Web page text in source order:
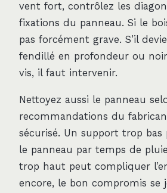
vent fort, contrôlez les
fixations du panneau. Si le
pas forcément grave. S’il
fendillé en profondeur ou
vis, il faut intervenir.
Nettoyez aussi le panneau
recommandations du
sécurisé. Un support trop bas
le panneau par temps de
trop haut peut compliquer
encore, le bon compromis se